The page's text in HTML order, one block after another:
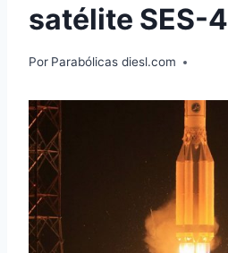
satélite SES-4
Por Parabólicas diesl.com